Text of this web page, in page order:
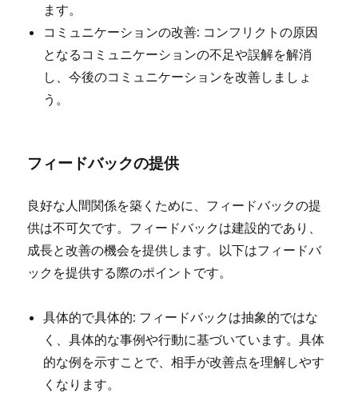
ます。
コミュニケーションの改善: コンフリクトの原因
となるコミュニケーションの不足や誤解を解消
し、今後のコミュニケーションを改善しましょ
う。
フィードバックの提供
良好な人間関係を築くために、フィードバックの提
供は不可欠です。フィードバックは建設的であり、
成長と改善の機会を提供します。以下はフィードバ
ックを提供する際のポイントです。
具体的で具体的: フィードバックは抽象的ではな
く、具体的な事例や行動に基づいています。具体
的な例を示すことで、相手が改善点を理解しやす
くなります。